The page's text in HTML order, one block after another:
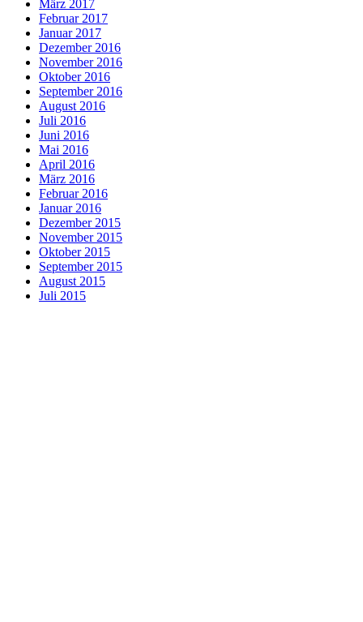
März 2017
Februar 2017
Januar 2017
Dezember 2016
November 2016
Oktober 2016
September 2016
August 2016
Juli 2016
Juni 2016
Mai 2016
April 2016
März 2016
Februar 2016
Januar 2016
Dezember 2015
November 2015
Oktober 2015
September 2015
August 2015
Juli 2015